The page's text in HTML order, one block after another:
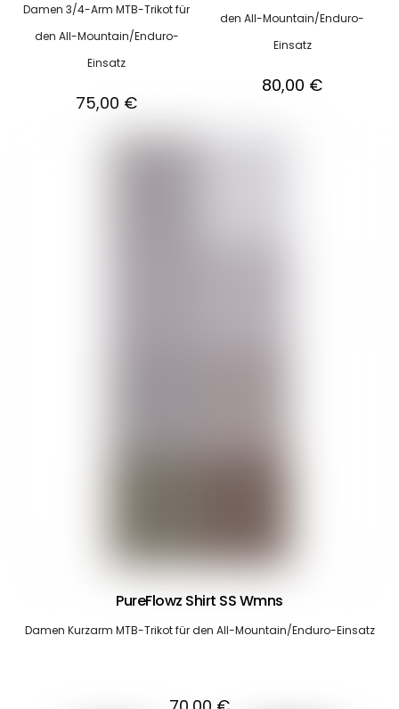
Damen 3/4-Arm MTB-Trikot für
den All-Mountain/Enduro-
Einsatz
75,00 €
den All-Mountain/Enduro-
Einsatz
80,00 €
PureFlowz Shirt SS Wmns
Damen Kurzarm MTB-Trikot für den All-Mountain/Enduro-Einsatz